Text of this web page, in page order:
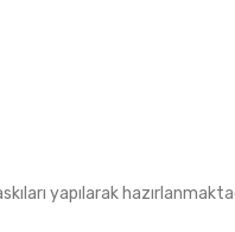
yapılarak